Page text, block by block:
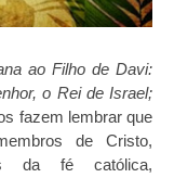
ao Filho de Davi:
o Rei de Israel;
fazem lembrar que
de Cristo,
da fé católica,